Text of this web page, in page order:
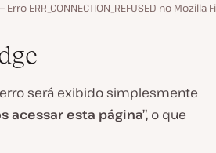
Erro ERR_CONNECTION_REFUSED no Mozilla
será exibido simplesmente
acessar esta página”, o que